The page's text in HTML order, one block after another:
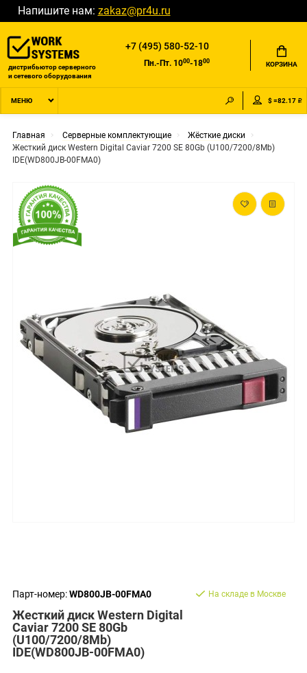
Напишите нам: zakaz@pr4u.ru
дистрибьютор серверного
и сетевого оборудования
+7 (495) 580-52-10
Пн.-Пт. 1000-1800 КОРЗИНА
МЕНЮ $ =82.17 ₽
Главная Серверные комплектующие
Жёсткие диски
Жесткий диск Western Digital Caviar 7200 SE 80Gb (U100/7200/8Mb)
IDE(WD800JB-00FMA0)
Парт-номер:WD800JB-00FMA0
Жесткий диск Western Digital
Caviar 7200 SE 80Gb
(U100/7200/8Mb)
IDE(WD800JB-00FMA0)
На складе в Москве